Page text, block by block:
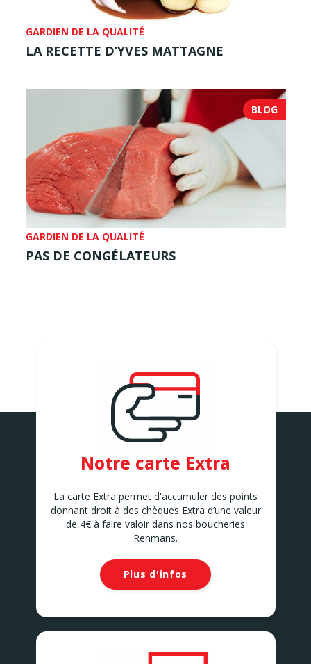
GARDIEN DE LA QUALITÉ
LA RECETTE D’YVES MATTAGNE
BLOG
GARDIEN DE LA QUALITÉ
PAS DE CONGÉLATEURS
Notre carte Extra
La carte Extra permet d'accumuler des points
donnant droit à des chèques Extra d’une valeur
de 4€ à faire valoir dans nos boucheries
Renmans.
Plus d'infos